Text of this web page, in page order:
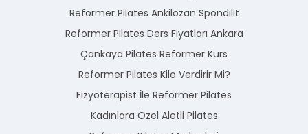
Reformer Pilates Ankilozan Spondilit
Reformer Pilates Ders Fiyatları Ankara
Çankaya Pilates Reformer Kurs
Reformer Pilates Kilo Verdirir Mi?
Fizyoterapist İle Reformer Pilates
Kadınlara Özel Aletli Pilates